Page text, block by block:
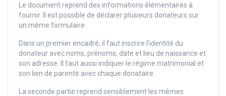
Le document reprend des informations élémentaires à
fournir. Il est possible de déclarer plusieurs donateurs sur
un même formulaire.
Dans un premier encadré, il faut inscrire l’identité du
donateur avec noms, prénoms, date et lieu de naissance et
son adresse. Il faut aussi indiquer le régime matrimonial et
son lien de parenté avec chaque donataire.
La seconde partie reprend sensiblement les mêmes